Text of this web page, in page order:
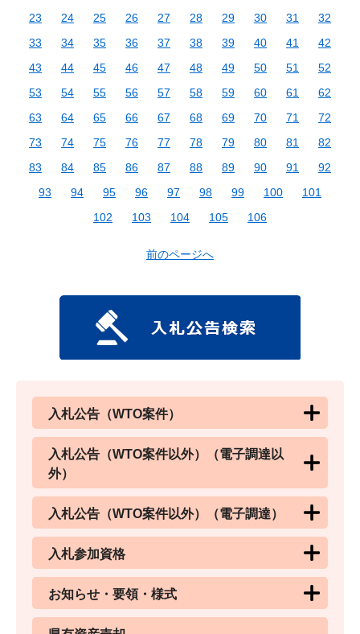
23
24 25 26 27 28 29 30 31
32
33
34 35 36 37 38 39 40 41
42
43
44 45 46 47 48 49 50 51
52
53
54 55 56 57 58 59 60 61
62
63
64 65 66 67 68 69 70 71
72
73
74 75 76 77 78 79 80 81
82
83
84 85 86 87 88 89 90 91
92
93
94 95 96 97 98 99 100
101
102
103 104 105 106
前のページへ
入札公告（WTO案件）
入札公告（WTO案件以外）（電子調達以
外）
入札公告（WTO案件以外）（電子調達）
入札参加資格
お知らせ・要領・様式